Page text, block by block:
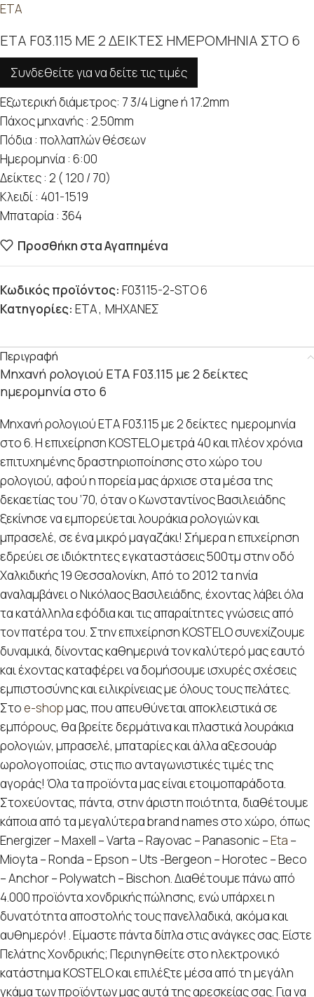
ETA
ETA F03.115 ΜΕ 2 ΔΕΙΚΤΕΣ ΗΜΕΡΟΜΗΝΙΑ ΣΤΟ 6
Συνδεθείτε για να δείτε τις τιμές
Εξωτερική διάμετρος: 7 3/4 Ligne ή 17.2mm
Πάχος μηχανής : 2.50mm
Πόδια : πολλαπλών θέσεων
Ημερομηνία : 6:00
Δείκτες : 2 ( 120 / 70)
Κλειδί : 401-1519
Μπαταρία : 364
Προσθήκη στα Αγαπημένα
Κωδικός προϊόντος: F03115-2-STO 6
Κατηγορίες: ETA, ΜΗΧΑΝΕΣ
Περιγραφή
Μηχανή ρολογιού ETA F03.115 με 2 δείκτες
ημερομηνία στο 6
Μηχανή ρολογιού ETA F03.115 με 2 δείκτες ημερομηνία
στο 6. Η επιχείρηση KOSTELO μετρά 40 και πλέον χρόνια
επιτυχημένης δραστηριοποίησης στο χώρο του
ρολογιού, αφού η πορεία μας άρχισε στα μέσα της
δεκαετίας του ’70, όταν ο Κωνσταντίνος Βασιλειάδης
ξεκίνησε να εμπορεύεται λουράκια ρολογιών και
μπρασελέ, σε ένα μικρό μαγαζάκι! Σήμερα η επιχείρηση
εδρεύει σε ιδιόκτητες εγκαταστάσεις 500τμ στην οδό
Χαλκιδικής 19 Θεσσαλονίκη, Από το 2012 τα ηνία
αναλαμβάνει ο Νικόλαος Βασιλειάδης, έχοντας λάβει όλα
τα κατάλληλα εφόδια και τις απαραίτητες γνώσεις από
τον πατέρα του. Στην επιχείρηση KOSTELO συνεχίζουμε
δυναμικά, δίνοντας καθημερινά τον καλύτερό μας εαυτό
και έχοντας καταφέρει να δομήσουμε ισχυρές σχέσεις
εμπιστοσύνης και ειλικρίνειας με όλους τους πελάτες.
Στο e-shopμας, που απευθύνεται αποκλειστικά σε
εμπόρους, θα βρείτε δερμάτινα και πλαστικά λουράκια
ρολογιών, μπρασελέ, μπαταρίες και άλλα αξεσουάρ
ωρολογοποιίας, στις πιο ανταγωνιστικές τιμές της
αγοράς! Όλα τα προϊόντα μας είναι ετοιμοπαράδοτα.
Στοχεύοντας, πάντα, στην άριστη ποιότητα, διαθέτουμε
κάποια από τα μεγαλύτερα brand names στο χώρο, όπως
Energizer – Maxell – Varta – Rayovac – Panasonic –Eta –
Mioyta – Ronda – Epson – Uts -Bergeon – Horotec – Beco
– Anchor – Polywatch – Bischon. Διαθέτουμε πάνω από
4.000 προϊόντα χονδρικής πώλησης, ενώ υπάρχει η
δυνατότητα αποστολής τους πανελλαδικά, ακόμα και
αυθημερόν! . Είμαστε πάντα δίπλα στις ανάγκες σας. Είστε
Πελάτης Χονδρικής; Περιηγηθείτε στο ηλεκτρονικό
κατάστημα KOSTELO και επιλέξτε μέσα από τη μεγάλη
γκάμα των προϊόντων μας αυτά της αρεσκείας σας. Για να